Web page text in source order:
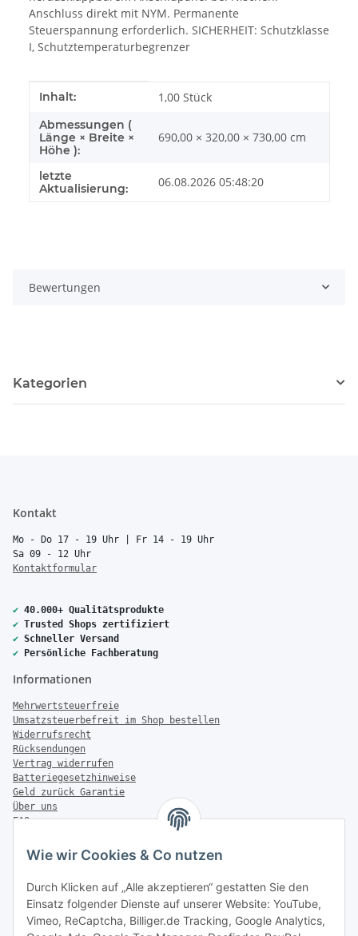
Wie wir Cookies & Co nutzen
Durch Klicken auf „Alle akzeptieren“ gestatten Sie den
Einsatz folgender Dienste auf unserer Website: YouTube,
Vimeo, ReCaptcha, Billiger.de Tracking, Google Analytics,
Anschluss direkt mit NYM. Permanente
Steuerspannung erforderlich. SICHERHEIT: Schutzklasse
I, Schutztemperaturbegrenzer
Produkteigenschaft
Wert
Inhalt: 1,00 Stück
Abmessungen (
Länge × Breite ×
Höhe ):
690,00 × 320,00 × 730,00 cm
letzte
Aktualisierung:
06.08.2026 05:48:20
Bewertungen
Kategorien
Kontakt
Mo - Do 17 - 19 Uhr | Fr 14 - 19 Uhr
Sa 09 - 12 Uhr
Kontaktformular
✔ 40.000+ Qualitätsprodukte
✔ Trusted Shops zertifiziert
✔ Schneller Versand
✔ Persönliche Fachberatung
Informationen
Mehrwertsteuerfreie
Umsatzsteuerbefreit im Shop bestellen
Widerrufsrecht
Rücksendungen
Vertrag widerrufen
Batteriegesetzhinweise
Geld zurück Garantie
Über uns
FAQ
Zahlung & Versand